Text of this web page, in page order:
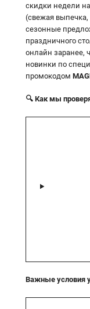
скидки недели
(свежая
сезонные
праздничного
онлайн заранее,
новинки по
промокодом
🔍 Как мы
Важные условия